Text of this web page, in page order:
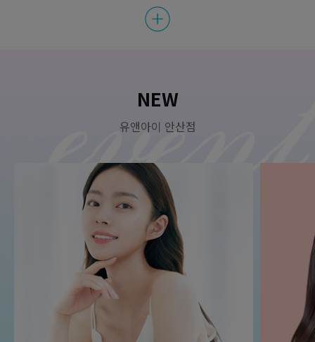
화/수/목 한정
화수목) 브이라인주사 (이중턱개선주사 2cc + 아쎄라 4cc + 턱라인
NEW
유앤아이 안산점